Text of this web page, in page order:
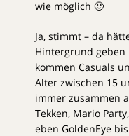
wie möglich 🙂
Ja, stimmt – da
Hintergrund geben
kommen Casuals
Alter zwischen 15
immer zusammen
Tekken, Mario
eben GoldenEye